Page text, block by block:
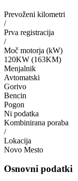
Prevoženi kilometri
/
Prva registracija
/
Moč motorja (kW)
120KW (163KM)
Menjalnik
Avtomatski
Gorivo
Bencin
Pogon
Ni podatka
Kombinirana poraba
/
Lokacija
Novo Mesto
Osnovni podatki